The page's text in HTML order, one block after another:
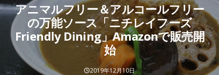
アニマルフリー＆アルコールフリー
の万能ソース「ニチレイフーズ
Friendly Dining」Amazonで販売開
始
2019年12月10日